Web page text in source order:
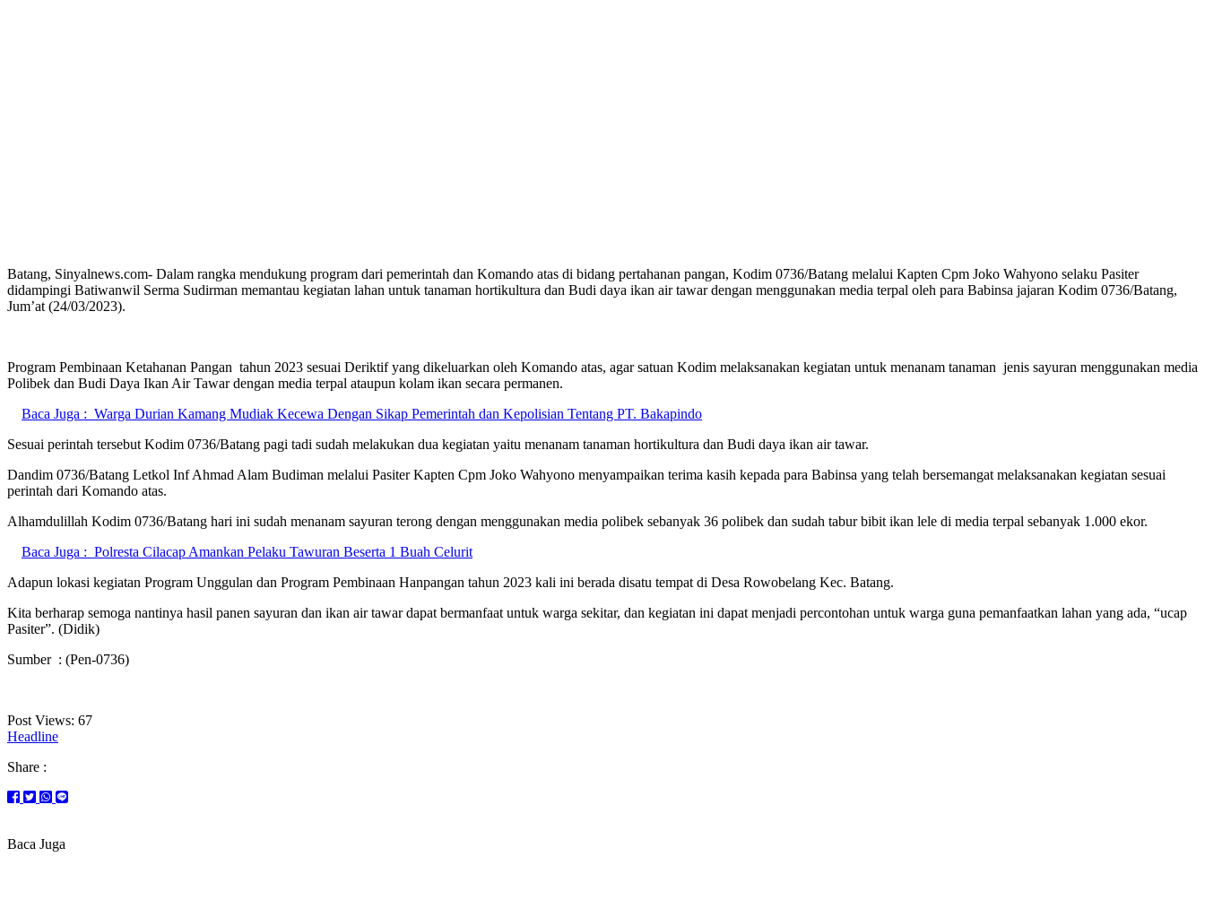
Batang, Sinyalnews.com- Dalam rangka mendukung program dari pemerintah dan Komando atas di bidang pertahanan pangan, Kodim 0736/Batang melalui Kapten Cpm Joko Wahyono selaku Pasiter
didampingi Batiwanwil Serma Sudirman memantau kegiatan lahan untuk tanaman hortikultura dan Budi daya ikan air tawar dengan menggunakan media terpal oleh para Babinsa jajaran Kodim 0736/Batang,
Jum’at (24/03/2023).
Program Pembinaan Ketahanan Pangan tahun 2023 sesuai Deriktif yang dikeluarkan oleh Komando atas, agar satuan Kodim melaksanakan kegiatan untuk menanam tanaman jenis sayuran menggunakan media
Polibek dan Budi Daya Ikan Air Tawar dengan media terpal ataupun kolam ikan secara permanen.
Baca Juga : Warga Durian Kamang Mudiak Kecewa Dengan Sikap Pemerintah dan Kepolisian Tentang PT. Bakapindo
Sesuai perintah tersebut Kodim 0736/Batang pagi tadi sudah melakukan dua kegiatan yaitu menanam tanaman hortikultura dan Budi daya ikan air tawar.
Dandim 0736/Batang Letkol Inf Ahmad Alam Budiman melalui Pasiter Kapten Cpm Joko Wahyono menyampaikan terima kasih kepada para Babinsa yang telah bersemangat melaksanakan kegiatan sesuai
perintah dari Komando atas.
Alhamdulillah Kodim 0736/Batang hari ini sudah menanam sayuran terong dengan menggunakan media polibek sebanyak 36 polibek dan sudah tabur bibit ikan lele di media terpal sebanyak 1.000 ekor.
Baca Juga : Polresta Cilacap Amankan Pelaku Tawuran Beserta 1 Buah Celurit
Adapun lokasi kegiatan Program Unggulan dan Program Pembinaan Hanpangan tahun 2023 kali ini berada disatu tempat di Desa Rowobelang Kec. Batang.
Kita berharap semoga nantinya hasil panen sayuran dan ikan air tawar dapat bermanfaat untuk warga sekitar, dan kegiatan ini dapat menjadi percontohan untuk warga guna pemanfaatkan lahan yang ada, “ucap
Pasiter”. (Didik)
Sumber : (Pen-0736)
Post Views: 67
Headline
Share :
Baca Juga